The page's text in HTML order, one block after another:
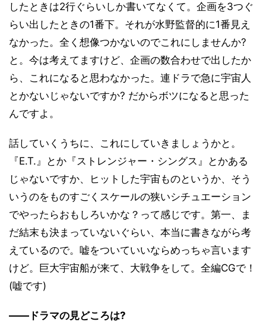
したときは2行ぐらいしか書いてなくて。企画を3つぐ
らい出したときの1番下。それが水野監督的に1番見え
なかった。全く想像つかないのでこれにしませんか?
と。今は考えてますけど、企画の数合わせで出したか
ら、これになると思わなかった。連ドラで急に宇宙人
とかないじゃないですか? だからボツになると思った
んですよ。
話していくうちに、これにしていきましょうかと。
『E.T.』とか『ストレンジャー・シングス』とかある
じゃないですか、ヒットした宇宙ものというか、そう
いうのをものすごくスケールの狭いシチュエーション
でやったらおもしろいかな？って感じです。第一、ま
だ結末も決まっていないぐらい、本当に書きながら考
えているので。嘘をついていいならめっちゃ言います
けど。巨大宇宙船が来て、大戦争をして。全編CGで！
(嘘です)
――ドラマの見どころは?